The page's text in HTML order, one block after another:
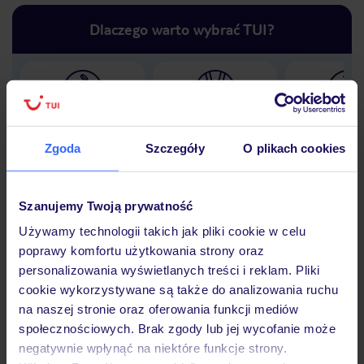
Zgoda Szczegóły O plikach cookies
Szanujemy Twoją prywatność
Używamy technologii takich jak pliki cookie w celu
poprawy komfortu użytkowania strony oraz
personalizowania wyświetlanych treści i reklam. Pliki
cookie wykorzystywane są także do analizowania ruchu
na naszej stronie oraz oferowania funkcji mediów
społecznościowych. Brak zgody lub jej wycofanie może
negatywnie wpłynąć na niektóre funkcje strony.
Dlaczego warto wybrać TUI?
podróży w Polsce
30 lat w
Hotel
Opinie
Pokoje